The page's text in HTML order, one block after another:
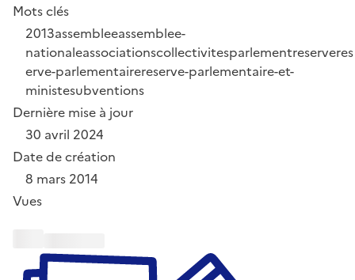
Mots clés
2013assembleeassemblee-
nationaleassociationscollectivitesparlementreserveres
erve-parlementairereserve-parlementaire-et-
ministesubventions
Dernière mise à jour
30 avril 2024
Date de création
8 mars 2014
Vues